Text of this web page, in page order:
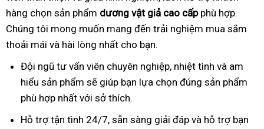
hàng chọn sản phẩm dương vật giả cao cấpphù hợp.
Chúng tôi mong muốn mang đến trải nghiệm mua sắm
thoải mái và hài lòng nhất cho bạn.
Đội ngũ tư vấn viên chuyên nghiệp, nhiệt tình và am
hiểu sản phẩm sẽ giúp bạn lựa chọn đúng sản phẩm
phù hợp nhất với sở thích.
Hỗ trợ tận tình 24/7, sẵn sàng giải đáp và hỗ trợ bạn